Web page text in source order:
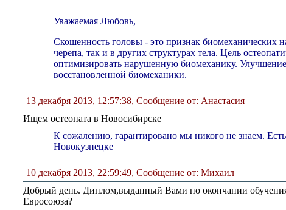
Уважаемая Любовь,
Скошенность головы - это признак биомеханических
черепа, так и в других структурах тела. Цель
оптимизировать нарушенную биомеханику.
восстановленной биомеханики.
13 декабря 2013, 12:57:38, Сообщение от: Анастасия
Ищем остеопата в Новосибирске
К сожалению, гарантировано мы никого не знаем.
Новокузнецке
10 декабря 2013, 22:59:49, Сообщение от: Михаил
Добрый день. Диплом,выданный Вами по окончании обучения
Евросоюза?